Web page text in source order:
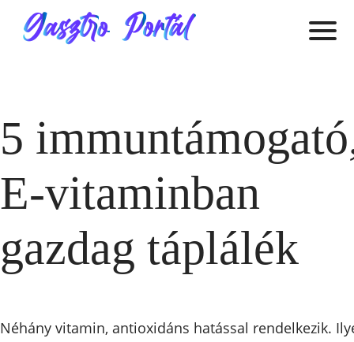
5
E-vitaminban
gazdag táplálék
Néhány vitamin, antioxidáns hatással rendelkezik.